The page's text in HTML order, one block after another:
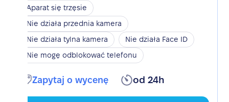
Aparat się trzęsie
Nie działa przednia kamera
Nie działa tylna kamera
Nie działa Face ID
Nie mogę odblokować telefonu
Zapytaj o wycenę od 24h